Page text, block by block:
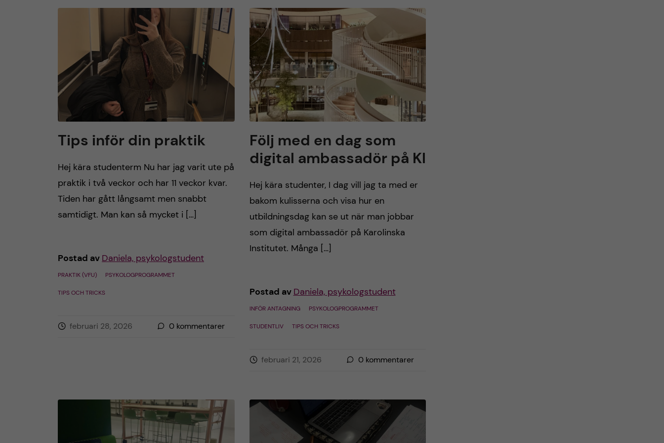
Tips inför din praktik
Hej kära studenterm Nu har jag varit ute på
praktik i två veckor och har 11 veckor kvar.
Tiden har gått långsamt men snabbt
samtidigt. Man kan så mycket i […]
Postad av Daniela, psykologstudent
PRAKTIK (VFU) PSYKOLOGPROGRAMMET
TIPS OCH TRICKS
februari 28, 2026 0 kommentarer
Följ med en dag som
digital ambassadör på KI
Hej kära studenter, I dag vill jag ta med er
bakom kulisserna och visa hur en
utbildningsdag kan se ut när man jobbar
som digital ambassadör på Karolinska
Institutet. Många […]
Postad av Daniela, psykologstudent
INFÖR ANTAGNING PSYKOLOGPROGRAMMET
STUDENTLIV TIPS OCH TRICKS
februari 21, 2026 0kommentarer